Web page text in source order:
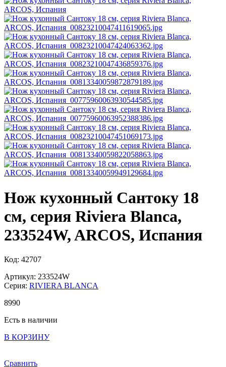
Нож кухонный Сантоку 18
см, серия Riviera Blanca,
233524W, ARCOS, Испания
Код: 42707
Артикул: 233524W
Серия: RIVIERA BLANCA
8990
Есть в наличии
В КОРЗИНУ
Сравнить